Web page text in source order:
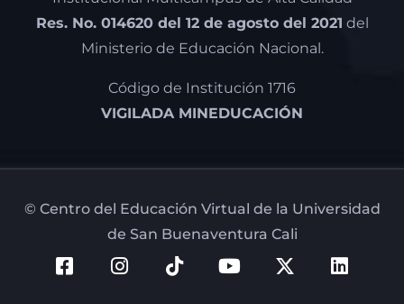
Res. No. 014620 del 12 de agosto del 2021 del
Ministerio de Educación Nacional.
Código de Institución 1716
VIGILADA MINEDUCACIÓN
© Centro del Educación Virtual de la Universidad
de San Buenaventura Cali